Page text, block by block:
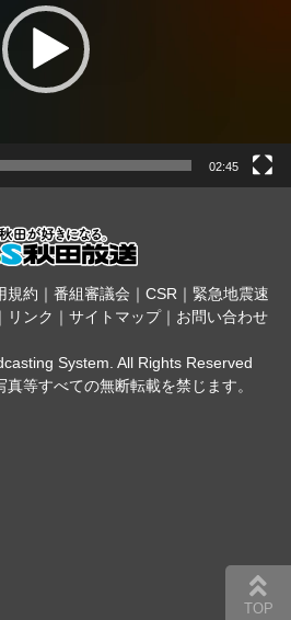
02:45
規約 ｜ 番組審議会 ｜ CSR｜ 緊急地震速
｜ リンク ｜ サイトマップ｜ お問い合わせ
System. All Rights Reserved
等すべての無断転載を禁じます。